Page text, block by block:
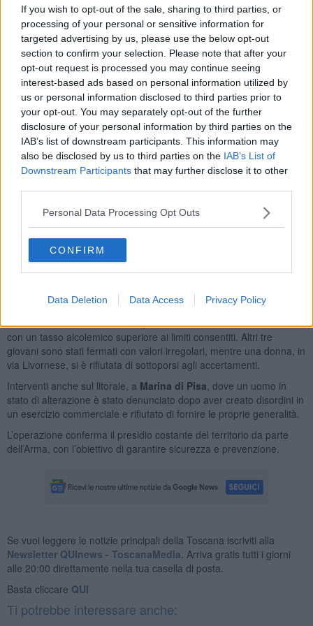
If you wish to opt-out of the sale, sharing to third parties, or
processing of your personal or sensitive information for
targeted advertising by us, please use the below opt-out
section to confirm your selection. Please note that after your
opt-out request is processed you may continue seeing
interest-based ads based on personal information utilized by
us or personal information disclosed to third parties prior to
your opt-out. You may separately opt-out of the further
disclosure of your personal information by third parties on the
IAB’s list of downstream participants. This information may
also be disclosed by us to third parties on the IAB’s List of
Downstream Participants that may further disclose it to other
Personal Data Processing Opt Outs
CONFIRM
Data Deletion Data Access Privacy Policy
Proprio qui, nella serata del 20 Marzo, la Sezione Radiomobile ha
arrestato un uomo di 35 anni trovato in possesso di sostanze
. Durante i controlli sono stati sequestrati due involucri
contenenti cocaina e materiale da taglio. La successiva
perquisizione domiciliare ha portato al rinvenimento di ulteriori
quantitativi di droga, tra cui MDPHP, oltre a contanti ritenuti
provento dell’attività di spaccio.
Su disposizione dell’autorità giudiziaria, l’uomo è stato posto agli
sviluppi del procedimento.
Parallelamente, l’attenzione si è concentrata anche sulla
sicurezza stradale. I controlli si sono estesi lungo il viale del
Tirreno, la via Aurelia e nei territori di
Vecchiano. Sei le persone denunciate per guida in stato di
Tra i casi più rilevanti, quello di un automobilista coinvolto in un
incidente autonomo e risultato positivo sia all’alcol che alla cocaina,
con un tasso alcolemico superiore ai limiti consentiti. Altri tre
giovani sono stati fermati con valori irregolari, mentre una donna, in
via Livornese, si è rifiutata di sottoporsi agli accertamenti.
Interventi anche sul litorale, a Marina di Pisa , dove un uomo in
stato di alterazione è stato denunciato dopo aver creato disordini in
un esercizio commerciale e rifiutato di fornire le proprie generalità.
L’operazione conferma il presidio costante del territorio da parte
dell’Arma, con l’obiettivo di garantire sicurezza e prevenzione.
Se vuoi leggere le notizie principali della Toscana iscriviti alla
Newsletter QUInews - ToscanaMedia. Arriva gratis tutti i giorni
alle 20:00 direttamente nella tua casella di posta.
Basta cliccare QUI
Ti potrebbe interessare anche: